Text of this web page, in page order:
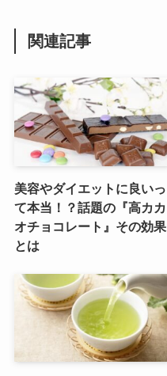
関連記事
美容やダイエットに良いっ
て本当！？話題の『高カカ
オチョコレート』その効果
とは